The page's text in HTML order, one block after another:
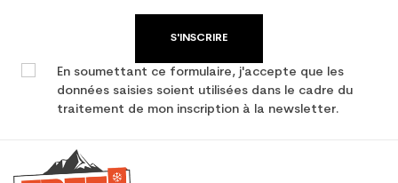
S'INSCRIRE
En soumettant ce formulaire, j'accepte que les
données saisies soient utilisées dans le cadre du
traitement de mon inscription à la newsletter.